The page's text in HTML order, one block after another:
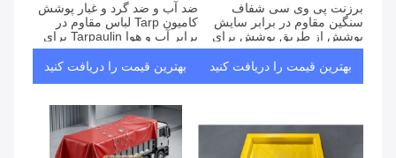
برزنت پی وی سی شفاف
سنگین مقاوم در برابر سایش
پوشش از طریق پوشش برای
محافظت از محموله
بهترین قیمت را دریافت کنید
ضد آب و ضد گرد و غبار پوشش
کامیون Tarp لباس مقاوم در
برابر آب و هوا Tarpaulin برای
پیکاپ کامیون پوشش بیرونی
بهترین قیمت را دریافت کنید